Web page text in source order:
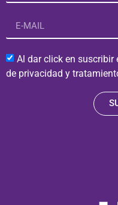
Al dar click en
de privacidad y